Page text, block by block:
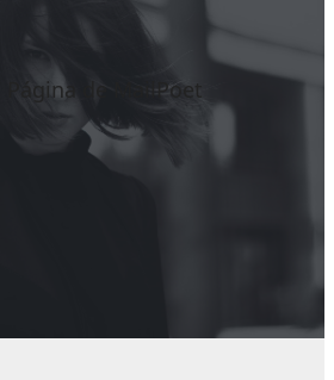
/ Página de MailPoet